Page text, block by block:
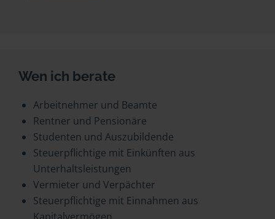
Wen ich berate
Arbeitnehmer und Beamte
Rentner und Pensionäre
Studenten und Auszubildende
Steuerpflichtige mit Einkünften aus
Unterhaltsleistungen
Vermieter und Verpächter
Steuerpflichtige mit Einnahmen aus